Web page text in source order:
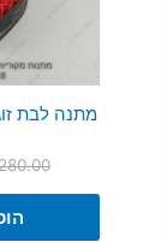
מתנה לבת